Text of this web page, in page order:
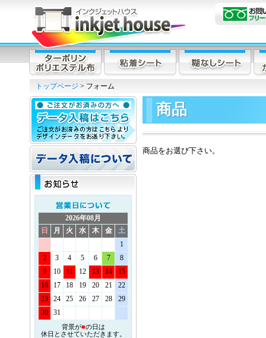
トップページ > フォーム
2026年08月
日
月 火 水 木 金
土
1
2
3 4 5 6 7
8
9
10 11 12 13 14
15
16
17 18 19 20 21
22
23
24 25 26 27 28
29
30
31
背景が■の日は
休日とさせていただきます。
商品
商品をお選び下さい。